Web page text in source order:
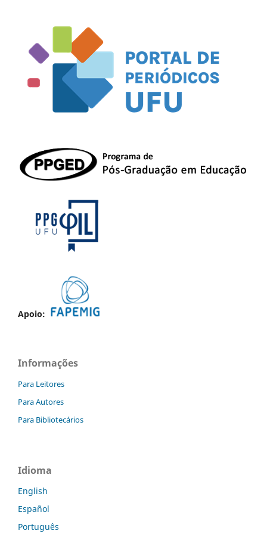
Apoio:
Informações
Para Leitores
Para Autores
Para Bibliotecários
Idioma
English
Español
Português